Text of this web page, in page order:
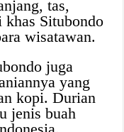
tas,
Situbondo
wisatawan.
juga
yang
kopi. Durian
jenis buah